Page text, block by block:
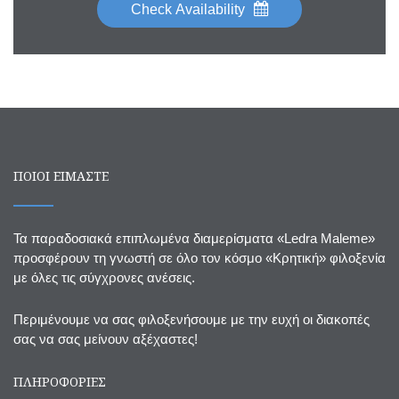
Check Availability
ΠΟΙΟΙ ΕΙΜΑΣΤΕ
Τα παραδοσιακά επιπλωμένα διαμερίσματα «Ledra Maleme»
προσφέρουν τη γνωστή σε όλο τον κόσμο «Κρητική» φιλοξενία
με όλες τις σύγχρονες ανέσεις.
Περιμένουμε να σας φιλοξενήσουμε με την ευχή οι διακοπές
σας να σας μείνουν αξέχαστες!
ΠΛΗΡΟΦΟΡΙΕΣ